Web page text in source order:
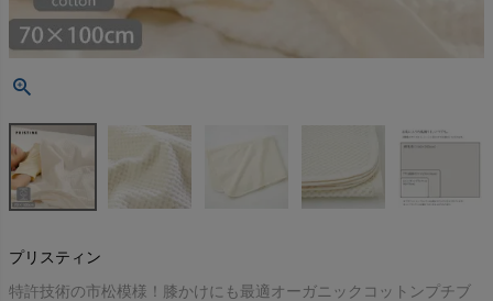
プリスティン
特許技術の市松模様！膝かけにも最適オーガニックコットンプチブ